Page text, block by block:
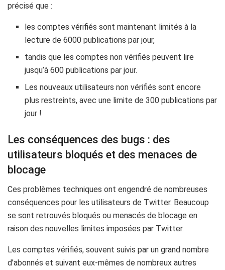
précisé que :
les comptes vérifiés sont maintenant limités à la
lecture de 6000 publications par jour,
tandis que les comptes non vérifiés peuvent lire
jusqu’à 600 publications par jour.
Les nouveaux utilisateurs non vérifiés sont encore
plus restreints, avec une limite de 300 publications par
jour !
Les conséquences des bugs : des
utilisateurs bloqués et des menaces de
blocage
Ces problèmes techniques ont engendré de nombreuses
conséquences pour les utilisateurs de Twitter. Beaucoup
se sont retrouvés bloqués ou menacés de blocage en
raison des nouvelles limites imposées par Twitter.
Les comptes vérifiés, souvent suivis par un grand nombre
d’abonnés et suivant eux-mêmes de nombreux autres